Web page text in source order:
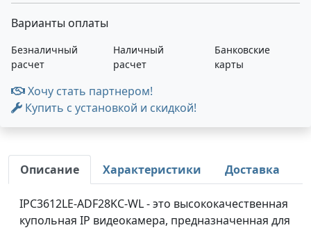
Варианты оплаты
Безналичный
расчет
Наличный
расчет
Банковские
карты
Хочу стать партнером!
Купить с установкой и скидкой!
Описание Характеристики Доставка
IPC3612LE-ADF28KC-WL - это высококачественная
купольная IP видеокамера, предназначенная для